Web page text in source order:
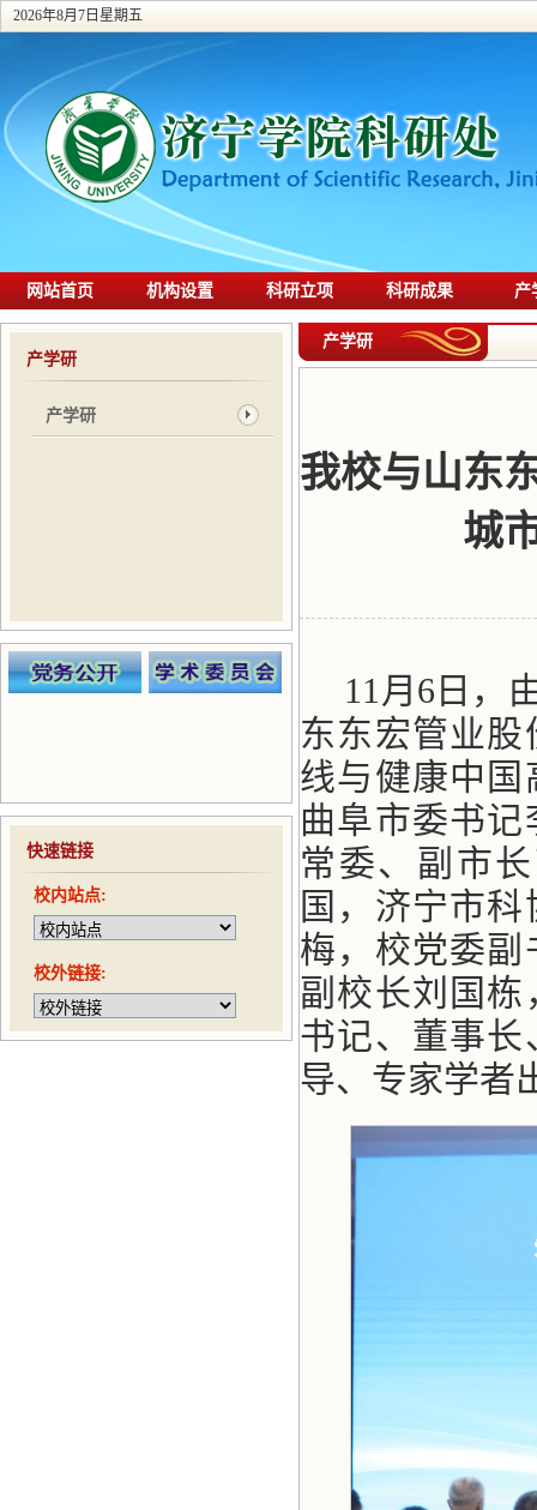
2026年8月7日星期五
网站首页 机构设置 科研立项 科研成果 产
产学研
产学研
快速链接
校内站点:
校外链接:
产学研
我校与山东
城
11月6日，
东东宏管业
线与健康中
曲阜市委书
常委、副市
国，济宁市
梅，校党委
副校长刘国
书记、董事
导、专家学者